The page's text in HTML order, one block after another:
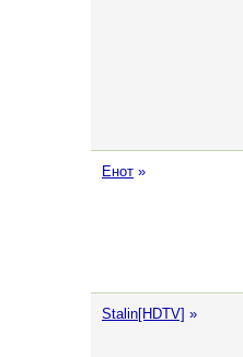
Енот »
Stalin[HDTV] »